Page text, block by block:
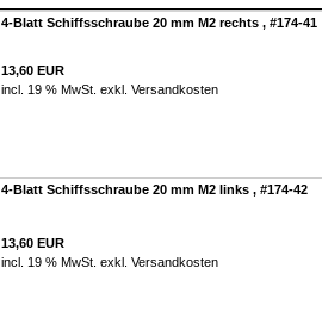
4-Blatt Schiffsschraube 20 mm M2 rechts , #174-41
13,60 EUR
incl. 19 % MwSt. exkl. Versandkosten
4-Blatt Schiffsschraube 20 mm M2 links , #174-42
13,60 EUR
incl. 19 % MwSt. exkl. Versandkosten